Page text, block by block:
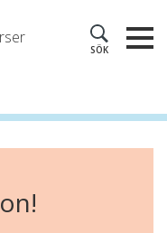
SÖK